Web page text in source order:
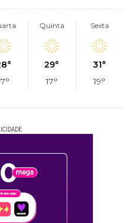
Quinta
29°
17°
Sexta
31°
19°